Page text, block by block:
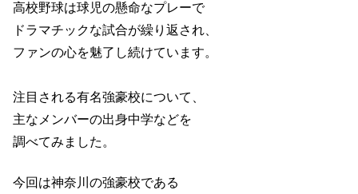
高校野球は球児の懸命なプレーで
ドラマチックな試合が繰り返され、
ファンの心を魅了し続けています。
注目される有名強豪校について、
主なメンバーの出身中学などを
調べてみました。
今回は神奈川の強豪校である